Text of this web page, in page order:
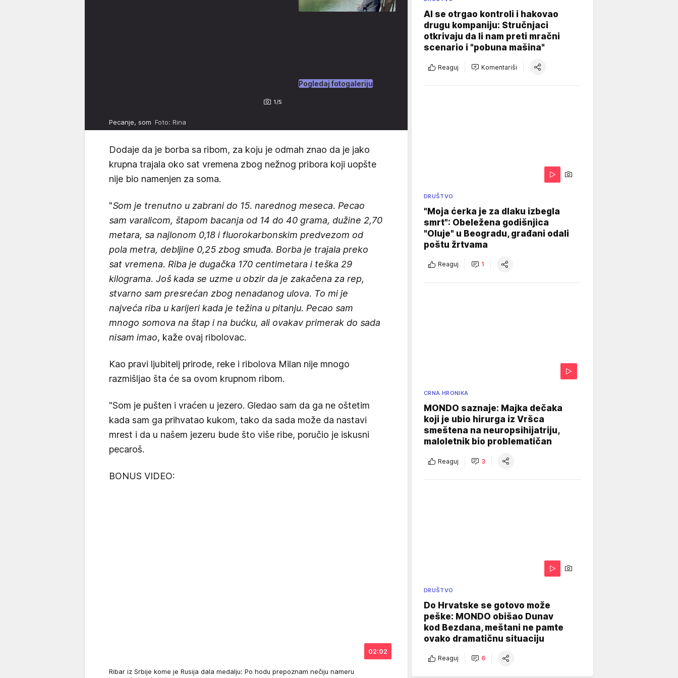
1/5
Pogledaj fotogaleriju
Pecanje, som Foto: Rina
Dodaje da je borba sa ribom, za koju je odmah znao da je jako
krupna trajala oko sat vremena zbog nežnog pribora koji uopšte
nije bio namenjen za soma.
"Som je trenutno u zabrani do 15. narednog meseca. Pecao
sam varalicom, štapom bacanja od 14 do 40 grama, dužine 2,70
metara, sa najlonom 0,18 i fluorokarbonskim predvezom od
pola metra, debljine 0,25 zbog smuđa. Borba je trajala preko
sat vremena. Riba je dugačka 170 centimetara i teška 29
kilograma. Još kada se uzme u obzir da je zakačena za rep,
stvarno sam presrećan zbog nenadanog ulova. To mi je
najveća riba u karijeri kada je težina u pitanju. Pecao sam
mnogo somova na štap i na bućku, ali ovakav primerak do sada
nisam imao, kaže ovaj ribolovac.
Kao pravi ljubitelj prirode, reke i ribolova Milan nije mnogo
razmišljao šta će sa ovom krupnom ribom.
"Som je pušten i vraćen u jezero. Gledao sam da ga ne oštetim
kada sam ga prihvatao kukom, tako da sada može da nastavi
mrest i da u našem jezeru bude što više ribe, poručio je iskusni
pecaroš.
BONUS VIDEO:
02:02
Ribar iz Srbije kome je Rusija dala medalju: Po hodu prepoznam nečiju nameru
AI se otrgao kontroli i hakovao
drugu kompaniju: Stručnjaci
otkrivaju da li nam preti mračni
scenario i "pobuna mašina"
Reaguj Komentariši
DRUŠTVO
"Moja ćerka je za dlaku izbegla
smrt": Obeležena godišnjica
"Oluje" u Beogradu, građani odali
poštu žrtvama
Reaguj 1
CRNA HRONIKA
MONDO saznaje: Majka dečaka
koji je ubio hirurga iz Vršca
smeštena na neuropsihijatriju,
maloletnik bio problematičan
Reaguj 3
DRUŠTVO
Do Hrvatske se gotovo može
peške: MONDO obišao Dunav
kod Bezdana, meštani ne pamte
ovako dramatičnu situaciju
Reaguj 6